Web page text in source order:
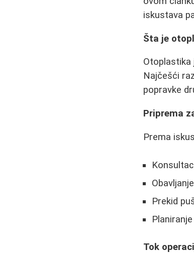
iskustava
Šta je
Otoplastika
Najčešći
popravke
Priprema
Prema
Prekid
Tok